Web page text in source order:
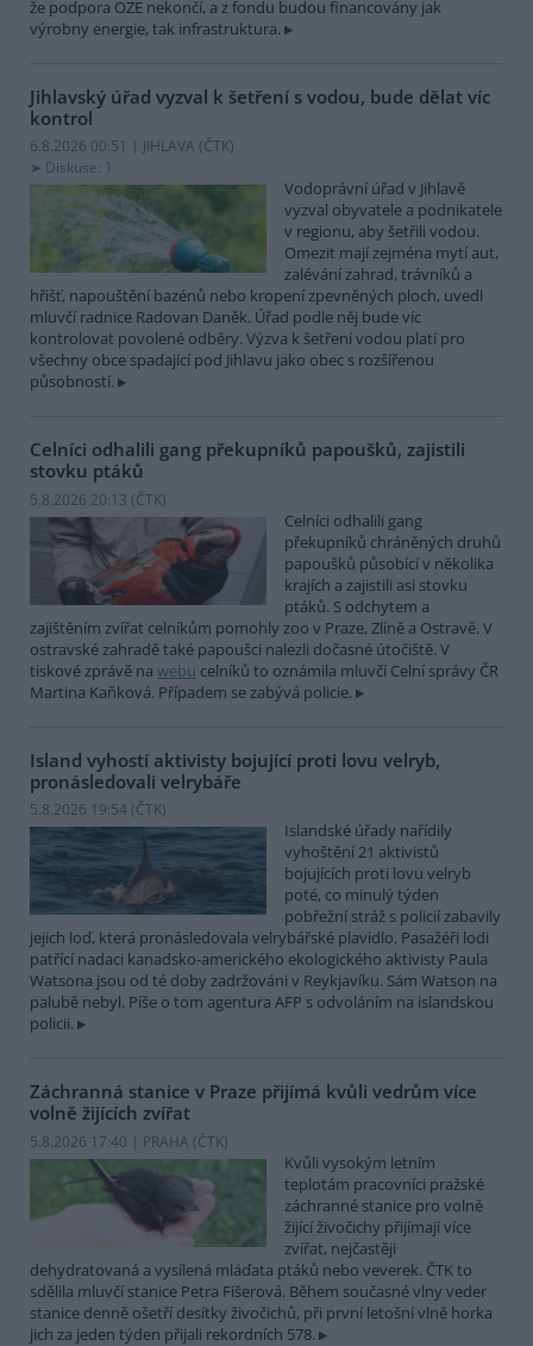
že podpora OZE nekončí, a z fondu budou financovány jak
výrobny energie, tak infrastruktura.
Jihlavský úřad vyzval k šetření s vodou, bude dělat víc
kontrol
6.8.2026 00:51 | JIHLAVA (ČTK)
Diskuse: 1
Vodoprávní úřad v Jihlavě
vyzval obyvatele a podnikatele
v regionu, aby šetřili vodou.
Omezit mají zejména mytí aut,
zalévání zahrad, trávníků a
hřišť, napouštění bazénů nebo kropení zpevněných ploch, uvedl
mluvčí radnice Radovan Daněk. Úřad podle něj bude víc
kontrolovat povolené odběry. Výzva k šetření vodou platí pro
všechny obce spadající pod Jihlavu jako obec s rozšířenou
působností.
Celníci odhalili gang překupníků papoušků, zajistili
stovku ptáků
5.8.2026 20:13 (ČTK)
Celníci odhalili gang
překupníků chráněných druhů
papoušků působící v několika
krajích a zajistili asi stovku
ptáků. S odchytem a
zajištěním zvířat celníkům pomohly zoo v Praze, Zlíně a Ostravě. V
ostravské zahradě také papoušci nalezli dočasné útočiště. V
tiskové zprávě na webu celníků to oznámila mluvčí Celní správy ČR
Martina Kaňková. Případem se zabývá policie.
Island vyhostí aktivisty bojující proti lovu velryb,
pronásledovali velrybáře
5.8.2026 19:54 (ČTK)
Islandské úřady nařídily
vyhoštění 21 aktivistů
bojujících proti lovu velryb
poté, co minulý týden
pobřežní stráž s policií zabavily
jejich loď, která pronásledovala velrybářské plavidlo. Pasažéři lodi
patřící nadaci kanadsko-amerického ekologického aktivisty Paula
Watsona jsou od té doby zadržováni v Reykjavíku. Sám Watson na
palubě nebyl. Píše o tom agentura AFP s odvoláním na islandskou
policii.
Záchranná stanice v Praze přijímá kvůli vedrům více
volně žijících zvířat
5.8.2026 17:40 | PRAHA (ČTK)
Kvůli vysokým letním
teplotám pracovníci pražské
záchranné stanice pro volně
žijící živočichy přijímají více
zvířat, nejčastěji
dehydratovaná a vysílená mláďata ptáků nebo veverek. ČTK to
sdělila mluvčí stanice Petra Fišerová. Během současné vlny veder
stanice denně ošetří desítky živočichů, při první letošní vlně horka
jich za jeden týden přijali rekordních 578.